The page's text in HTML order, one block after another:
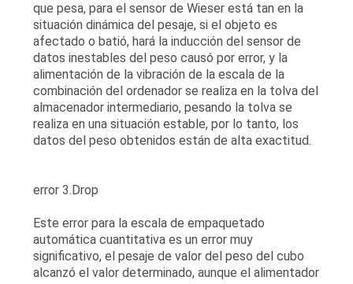
que pesa, para el sensor de Wieser está tan en la
situación dinámica del pesaje, si el objeto es
afectado o batió, hará la inducción del sensor de
datos inestables del peso causó por error, y la
alimentación de la vibración de la escala de la
combinación del ordenador se realiza en la tolva del
almacenador intermediario, pesando la tolva se
realiza en una situación estable, por lo tanto, los
datos del peso obtenidos están de alta exactitud.
error 3.Drop
Este error para la escala de empaquetado
automática cuantitativa es un error muy
significativo, el pesaje de valor del peso del cubo
alcanzó el valor determinado, aunque el alimentador